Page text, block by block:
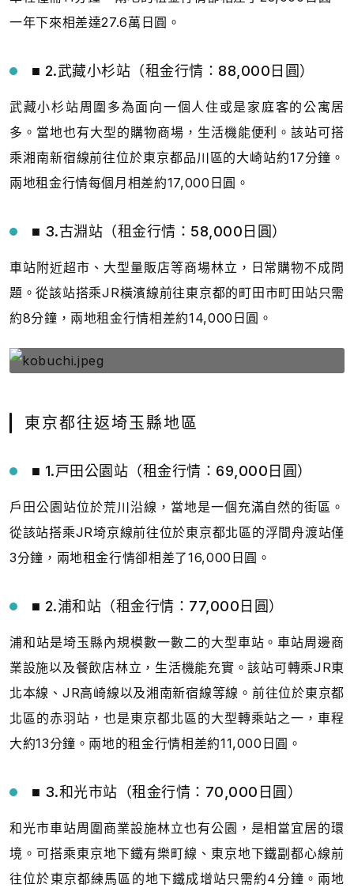
一年下來相差達27.6萬日圓。
■ 2.武藏小杉站（租金行情：88,000日圓）
武藏小杉站周圍多為面向一個人住或是家庭客的公寓居
多。當地也有大型的購物商場，生活機能便利。該站可搭
乘湘南新宿線前往位於東京都品川區的大崎站約17分鐘。
兩地租金行情每個月相差約17,000日圓。
■ 3.古淵站（租金行情：58,000日圓）
車站附近超市、大型量販店等商場林立，日常購物不成問
題。從該站搭乘JR橫濱線前往東京都的町田市町田站只需
約8分鐘，兩地租金行情相差約14,000日圓。
東京都往返埼玉縣地區
■ 1.戸田公園站（租金行情：69,000日圓）
戶田公園站位於荒川沿線，當地是一個充滿自然的街區。
從該站搭乘JR埼京線前往位於東京都北區的浮間舟渡站僅
3分鐘，兩地租金行情卻相差了16,000日圓。
■ 2.浦和站（租金行情：77,000日圓）
浦和站是埼玉縣內規模數一數二的大型車站。車站周邊商
業設施以及餐飲店林立，生活機能充實。該站可轉乘JR東
北本線、JR高崎線以及湘南新宿線等線。前往位於東京都
北區的赤羽站，也是東京都北區的大型轉乘站之一，車程
大約13分鐘。兩地的租金行情相差約11,000日圓。
■ 3.和光市站（租金行情：70,000日圓）
和光市車站周圍商業設施林立也有公園，是相當宜居的環
境。可搭乘東京地下鐵有樂町線、東京地下鐵副都心線前
往位於東京都練馬區的地下鐵成增站只需約4分鐘。兩地